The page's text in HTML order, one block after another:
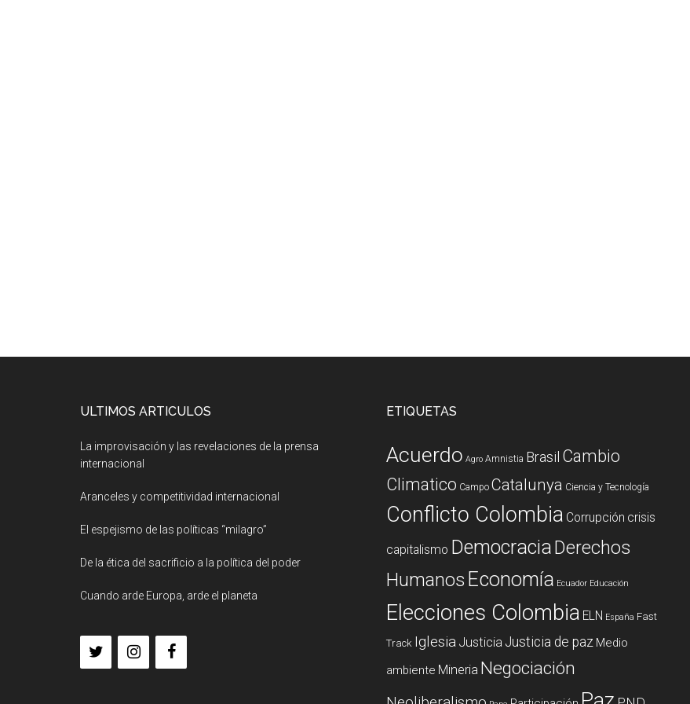
ULTIMOS ARTICULOS
La improvisación y las revelaciones de la prensa
internacional
Aranceles y competitividad internacional
El espejismo de las políticas “milagro”
De la ética del sacrificio a la política del poder
Cuando arde Europa, arde el planeta
ETIQUETAS
Acuerdo Agro Amnistia Brasil Cambio
Climatico Campo Catalunya Ciencia y Tecnología
Conflicto Colombia Corrupción crisis
capitalismo DemocraciaDerechos
Humanos Economía Ecuador Educación
Elecciones Colombia ELN España Fast
Track Iglesia Justicia Justicia de paz Medio
ambiente Mineria Negociación